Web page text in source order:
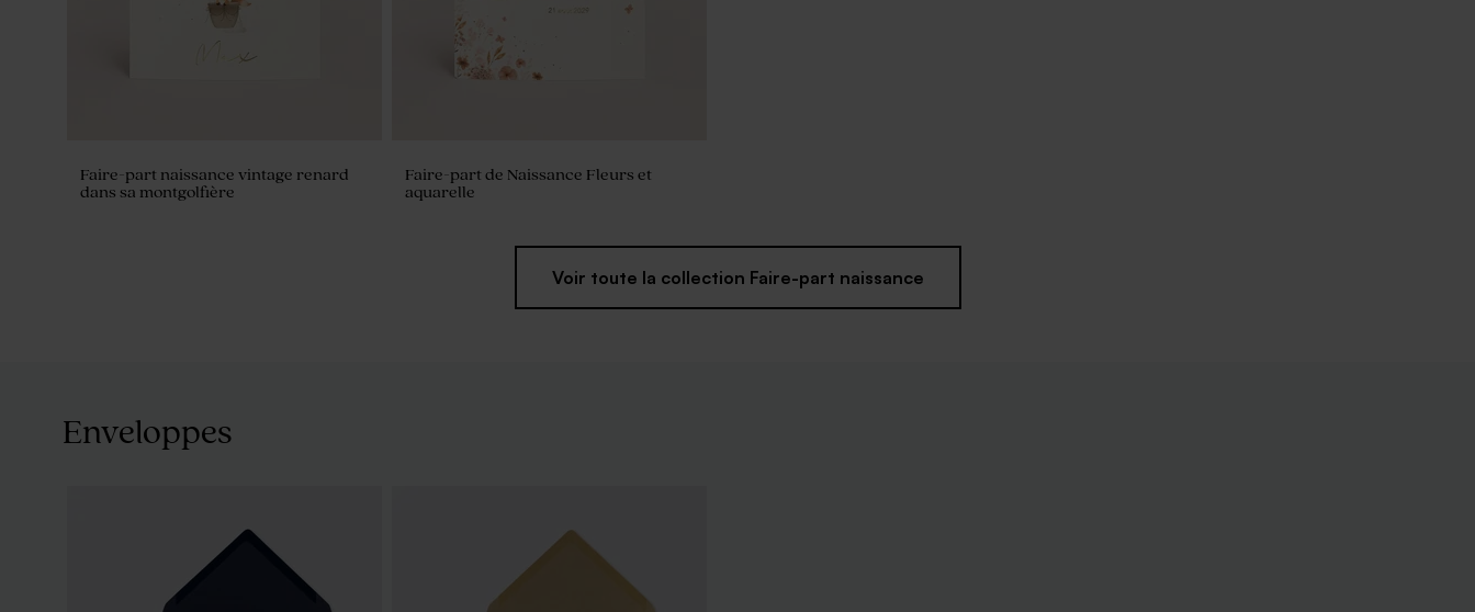
Faire-part naissance vintage renard
dans sa montgolfière
Faire-part de Naissance Fleurs et
aquarelle
Voir toute la collection Faire-part naissance
Enveloppes